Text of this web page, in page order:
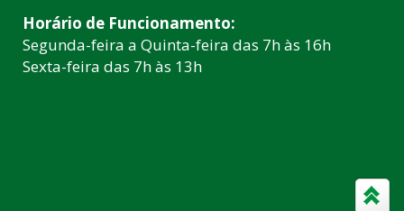
Horário de Funcionamento:
Segunda-feira a Quinta-feira das 7h às 16h
Sexta-feira das 7h às 13h